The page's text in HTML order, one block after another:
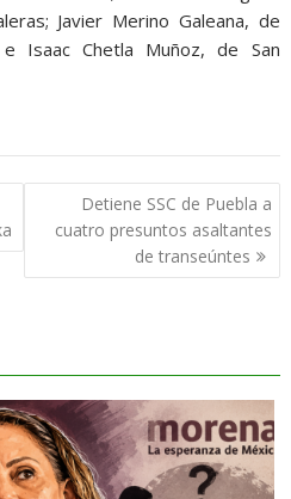
Javier Merino Galeana, de
e Isaac Chetla Muñoz, de San
Detiene SSC de Puebla a
cuatro presuntos asaltantes
de transeúntes